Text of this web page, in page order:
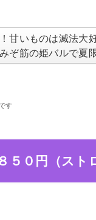
甘いものは滅法大
ぞ筋の姫バルで夏
す
５０円（スト